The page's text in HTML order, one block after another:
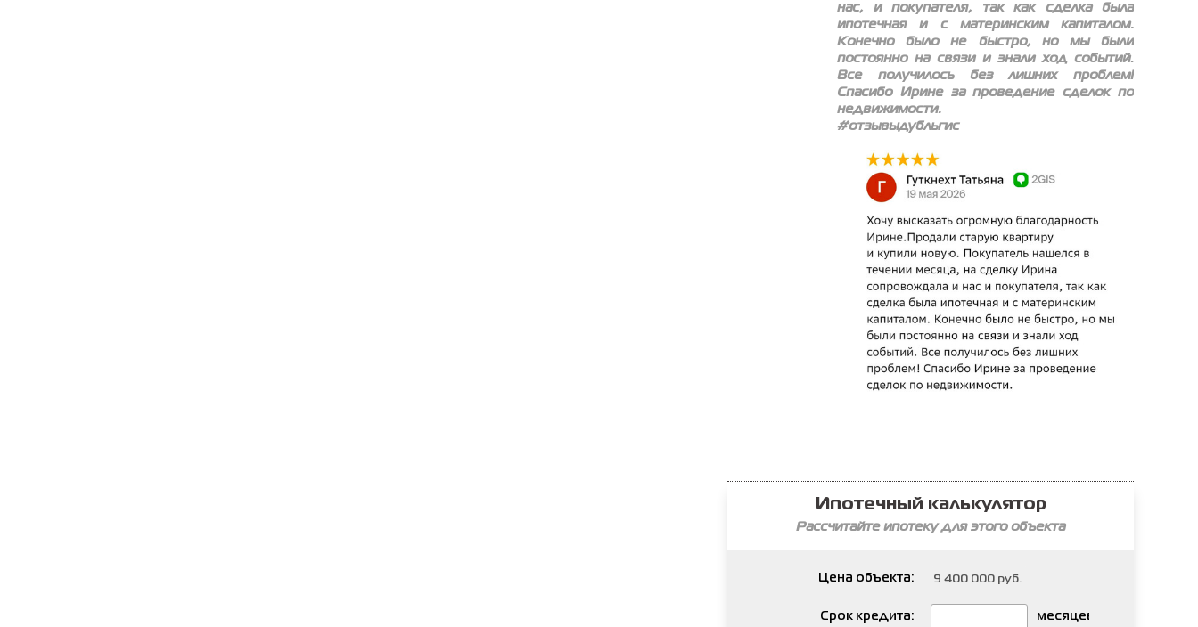
нас, и покупателя, так как сделка была
ипотечная и с материнским капиталом.
Конечно было не быстро, но мы были
постоянно на связи и знали ход событий.
Все получилось без лишних проблем!
Спасибо Ирине за проведение сделок по
недвижимости.
#отзывыдубльгис
Ипотечный калькулятор
Рассчитайте ипотеку для этого объекта
Цена объекта:
месяцев
Срок кредита: